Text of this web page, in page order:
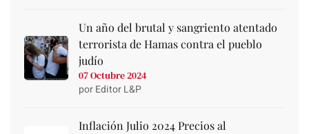
Un año del brutal y sangriento atentado
terrorista de Hamas contra el pueblo
judío
07 Octubre 2024
por Editor L&P
Inflación Julio 2024 Precios al